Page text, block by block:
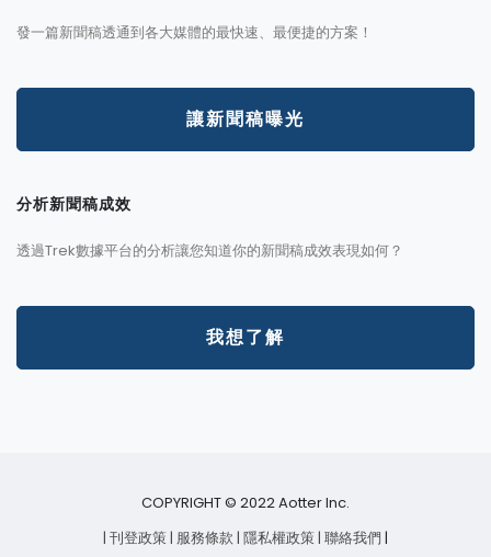
發一篇新聞稿透通到各大媒體的最快速、最便捷的方案！
讓新聞稿曝光
分析新聞稿成效
透過Trek數據平台的分析讓您知道你的新聞稿成效表現如何？
我想了解
COPYRIGHT © 2022 Aotter Inc.
| 刊登政策| 服務條款 | 隱私權政策| 聯絡我們 |